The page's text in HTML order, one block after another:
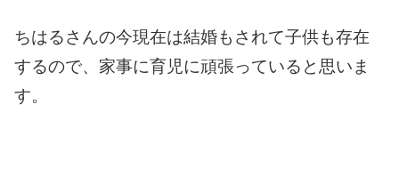
ちはるさんの今現在は結婚もされて子供も存在
するので、家事に育児に頑張っていると思いま
す。